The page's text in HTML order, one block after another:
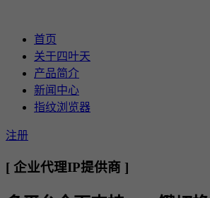
首页
关于四叶天
产品简介
新闻中心
指纹浏览器
注册
[ 企业代理IP提供商 ]